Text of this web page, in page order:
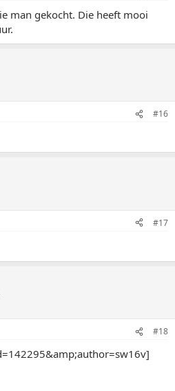
man gekocht. Die heeft mooi
#16
#17
#18